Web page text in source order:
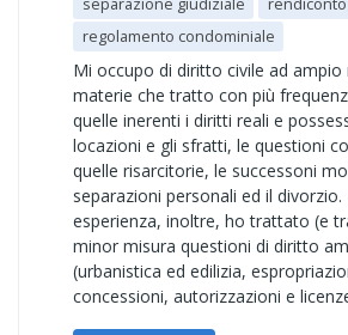
regolamento condominiale
Mi occupo di diritto civile ad ampio
materie che tratto con più
quelle inerenti i diritti reali e
locazioni e gli sfratti, le questioni
quelle risarcitorie, le successoni
separazioni personali ed il divorzio.
esperienza, inoltre, ho trattato (e
minor misura questioni di diritto
(urbanistica ed edilizia,
concessioni, autorizzazioni e